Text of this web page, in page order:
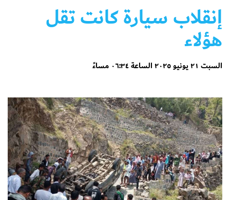
إنقلاب سيارة كانت تقل
هؤلاء
السبت ٢١ يونيو ٢٠٢٥ الساعة ٠٦:٣٤ مساءً